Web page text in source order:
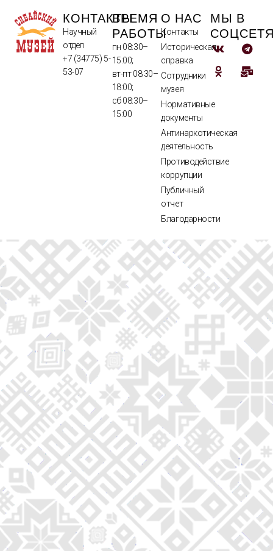
КОНТАКТЫ
Научный
отдел
+7 (34775) 5-
53-07
ВРЕМЯ
РАБОТЫ
пн 08:30–
15:00;
вт-пт 08:30–
18:00;
сб 08:30–
15:00
О НАС
Контакты
Историческая
справка
Сотрудники
музея
Нормативные
документы
Антинаркотическая
деятельность
Противодействие
коррупции
Публичный
отчет
Благодарности
МЫ В